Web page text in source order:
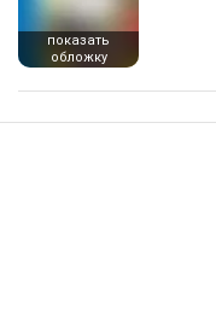
показать
обложку